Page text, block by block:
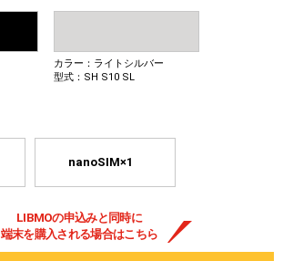
カラー：ライトシルバー
型式：SH S10 SL
nanoSIM×1
LIBMOの申込みと同時に
端末を購入される場合はこちら